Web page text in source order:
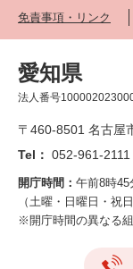
免責事項・リンク
愛知県
法人番号
〒460-8501 名古屋
Tel： 052-961-2111
開庁時間： 午前8時45
（土曜・日曜日・祝
※開庁時間の異なる